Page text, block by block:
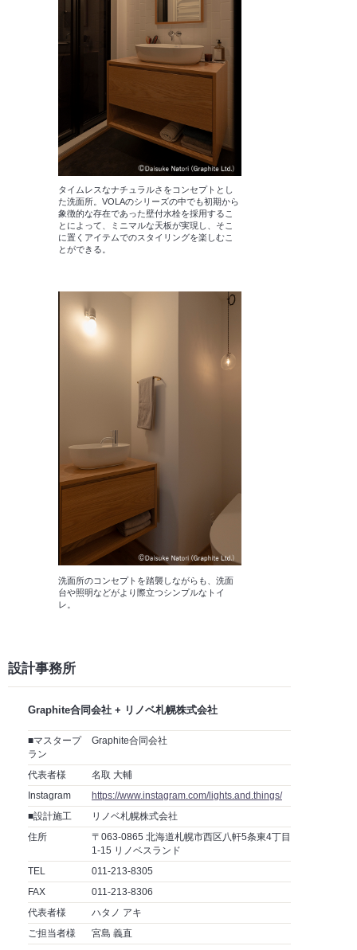
タイムレスなナチュラルさをコンセプトとし
た洗面所。VOLAのシリーズの中でも初期から
象徴的な存在であった壁付水栓を採用するこ
とによって、ミニマルな天板が実現し、そこ
に置くアイテムでのスタイリングを楽しむこ
とができる。
洗面所のコンセプトを踏襲しながらも、洗面
台や照明などがより際立つシンプルなトイ
レ。
設計事務所
Graphite合同会社 + リノベ札幌株式会社
■マスタープ
ラン
Graphite合同会社
代表者様
名取 大輔
Instagram
https://www.instagram.com/lights.and.things/
■設計施工
リノベ札幌株式会社
住所
〒063-0865 北海道札幌市西区八軒5条東4丁目
1-15 リノベスランド
TEL
011-213-8305
FAX
011-213-8306
代表者様
ハタノ アキ
ご担当者様
宮島 義直